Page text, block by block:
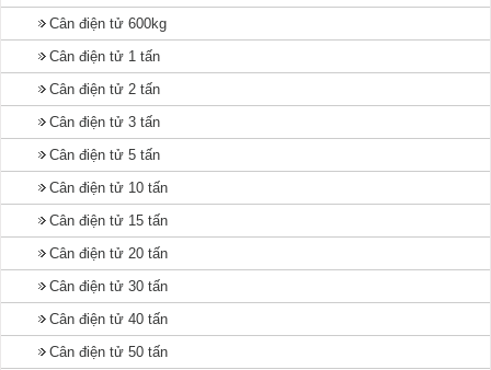
Cân điện tử 600kg
Cân điện tử 1 tấn
Cân điện tử 2 tấn
Cân điện tử 3 tấn
Cân điện tử 5 tấn
Cân điện tử 10 tấn
Cân điện tử 15 tấn
Cân điện tử 20 tấn
Cân điện tử 30 tấn
Cân điện tử 40 tấn
Cân điện tử 50 tấn